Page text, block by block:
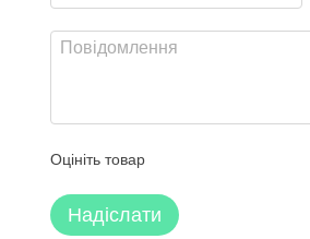
Оцініть товар
Надіслати